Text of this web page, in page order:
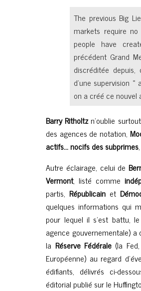
The previous Big
markets require
people have
précédent Grand
discréditée
d’une supervision
on a créé ce
Barry Ritholtzn’oublie
des agences de notation,
actifs… nocifs des subprimes
Autre éclairage, celui de
Vermont, listé comme
partis, Républicain et
quelques informations qui
pour lequel il s’est battu,
agence gouvernementale)
la Réserve Fédérale (la
Européenne) au regard
édifiants, délivrés ci-
éditorial publié sur le